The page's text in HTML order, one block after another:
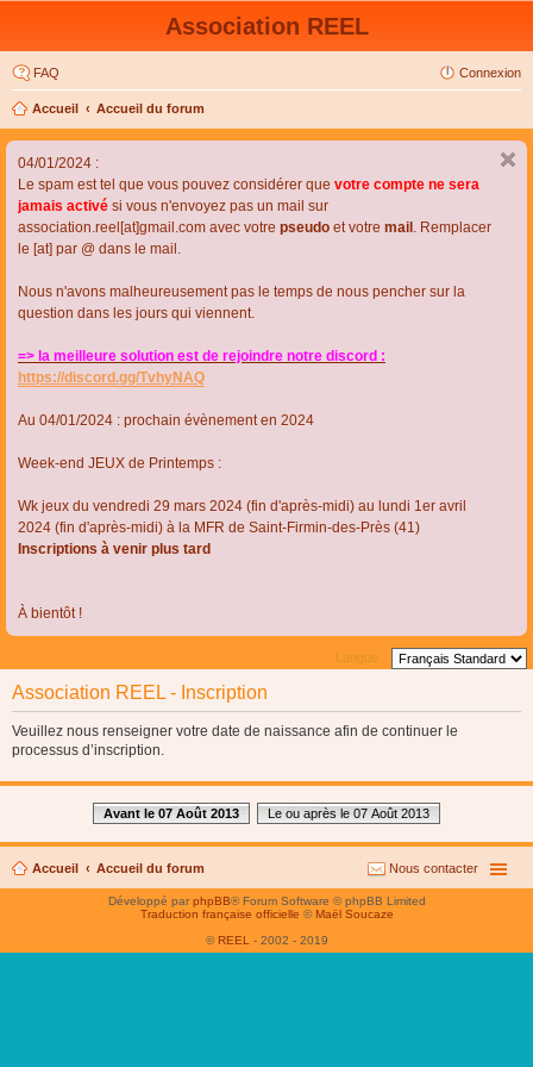
Association REEL
FAQ Connexion
Accueil Accueil du forum
04/01/2024 :
Le spam est tel que vous pouvez considérer que votre compte ne sera
jamais activé si vous n'envoyez pas un mail sur
association.reel[at]gmail.com avec votre pseudo et votre mail . Remplacer
le [at] par @ dans le mail.
Nous n'avons malheureusement pas le temps de nous pencher sur la
question dans les jours qui viennent.
=> la meilleure solution est de rejoindre notre discord :
https://discord.gg/TvhyNAQ
Au 04/01/2024 : prochain évènement en 2024
Week-end JEUX de Printemps :
Wk jeux du vendredi 29 mars 2024 (fin d'après-midi) au lundi 1er avril
2024 (fin d'après-midi) à la MFR de Saint-Firmin-des-Près (41)
Inscriptions à venir plus tard
À bientôt !
Langue :
Association REEL - Inscription
Veuillez nous renseigner votre date de naissance afin de continuer le
processus d’inscription.
Avant le 07 Août 2013 Le ou après le 07 Août 2013
Accueil Accueil du forum Nous contacter
Développé parphpBB® Forum Software © phpBB Limited
Traduction française officielle © Maël Soucaze
© REEL - 2002 - 2019